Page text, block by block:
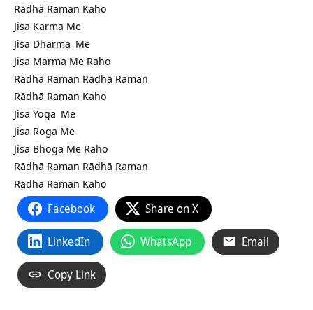
Rādhā Raman Kaho
Jisa Karma Me
Jisa Dharma Me
Jisa Marma Me Raho
Rādhā Raman Rādhā Raman
Rādhā Raman Kaho
Jisa Yoga Me
Jisa Roga Me
Jisa Bhoga Me Raho
Rādhā Raman Rādhā Raman
Rādhā Raman Kaho
Facebook Share on X
LinkedIn WhatsApp Email
Copy Link